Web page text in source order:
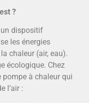
?
dispositif
les énergies
chaleur (air, eau).
écologique. Chez
à chaleur qui
l’air :